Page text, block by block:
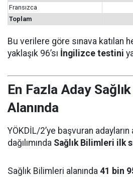
Fransızca
Toplam
Bu verilere göre sınava katılan
yaklaşık 96’sı İngilizce testini
En Fazla Aday
Alanında
YÖKDİL/2’ye başvuran
dağılımında Sağlık Bilimleri ilk
Sağlık Bilimleri alanında 41 bin